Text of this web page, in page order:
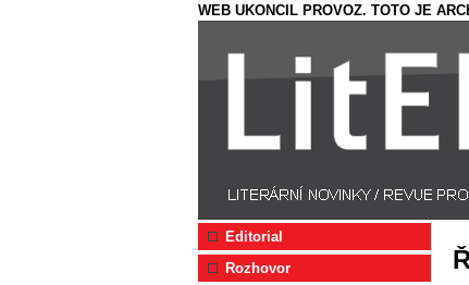
WEB UKONCIL PROVOZ. TOTO JE
Editorial
Rozhovor